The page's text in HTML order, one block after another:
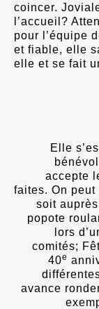
coincer.
l’accueil?
pour l’équipe
et fiable, elle
elle et se fait
Elle
accepte
faites. On
soit
popote
lors
comités;
40e
avance